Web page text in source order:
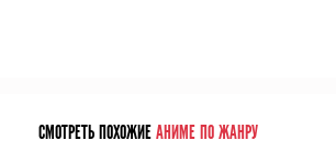
СМОТРЕТЬ ПОХОЖИЕАНИМЕ ПО ЖАНРУ